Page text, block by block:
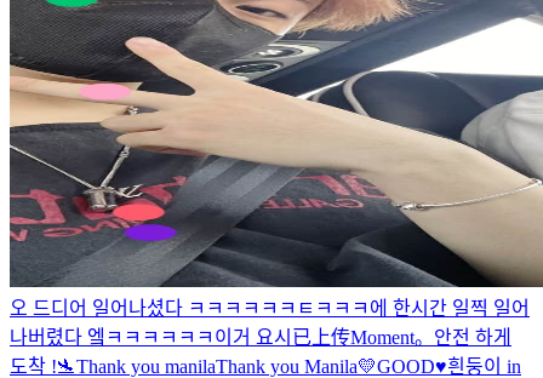
오 드디어 일어나셨다 ㅋㅋㅋㅋㅋㅋㅌㅋㅋㅋ 에 한시간 일찍 일어
나버렸다 엨ㅋㅋㅋㅋㅋㅋ이거 요시 已上传Moment。 안전 하게
도착 !🛬Thank you manilaThank you Manila💛GOOD♥️흰둥이 in